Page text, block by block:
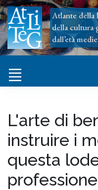
Atlante della
della cultura
dall’età
L'arte di
instruire i
questa
professione